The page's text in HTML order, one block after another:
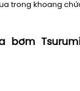
trong khoang
bơm